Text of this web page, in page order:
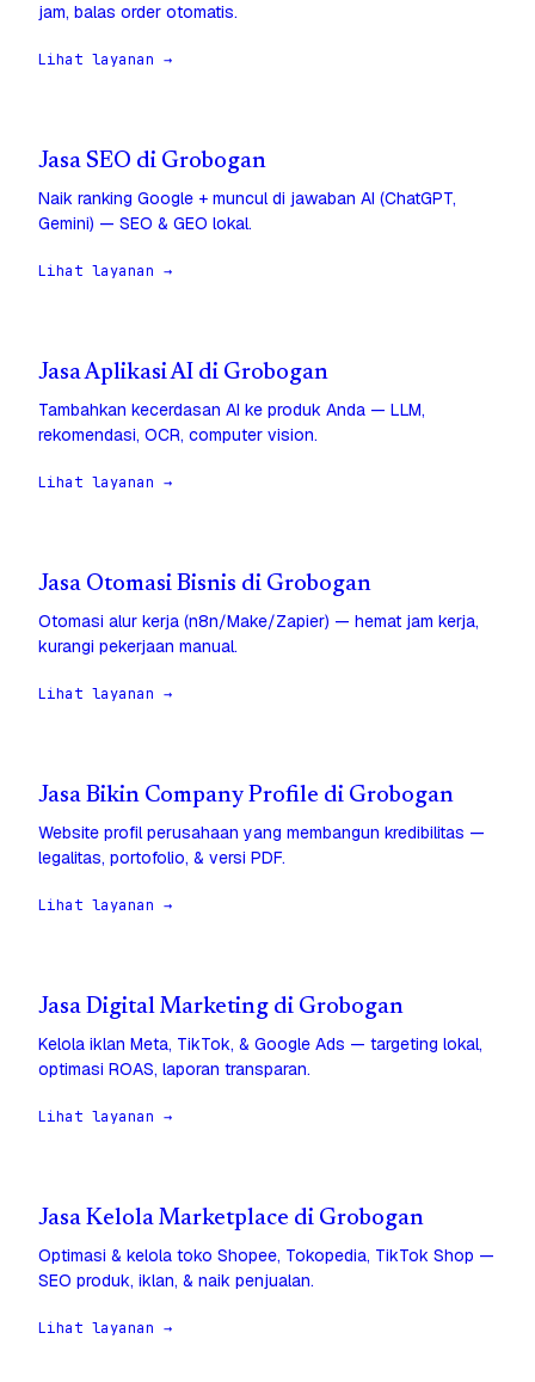
jam, balas order otomatis.
Lihat layanan →
Jasa SEO di Grobogan
Naik ranking Google + muncul di jawaban AI (ChatGPT,
Gemini) — SEO & GEO lokal.
Lihat layanan →
Jasa Aplikasi AI di Grobogan
Tambahkan kecerdasan AI ke produk Anda — LLM,
rekomendasi, OCR, computer vision.
Lihat layanan →
Jasa Otomasi Bisnis di Grobogan
Otomasi alur kerja (n8n/Make/Zapier) — hemat jam kerja,
kurangi pekerjaan manual.
Lihat layanan →
Jasa Bikin Company Profile di Grobogan
Website profil perusahaan yang membangun kredibilitas —
legalitas, portofolio, & versi PDF.
Lihat layanan →
Jasa Digital Marketing di Grobogan
Kelola iklan Meta, TikTok, & Google Ads — targeting lokal,
optimasi ROAS, laporan transparan.
Lihat layanan →
Jasa Kelola Marketplace di Grobogan
Optimasi & kelola toko Shopee, Tokopedia, TikTok Shop —
SEO produk, iklan, & naik penjualan.
Lihat layanan →